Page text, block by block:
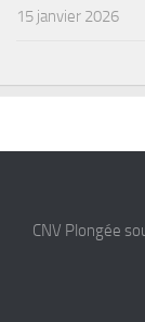
15 janvier 2026
CNV Plongée